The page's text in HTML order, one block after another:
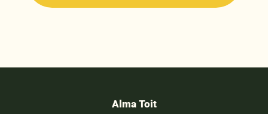
Alma Toit